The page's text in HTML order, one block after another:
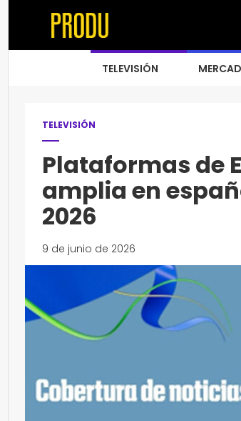
TELEVISIÓN
TELEVISIÓN
Plataformas de
amplia en
2026
9 de junio de 2026